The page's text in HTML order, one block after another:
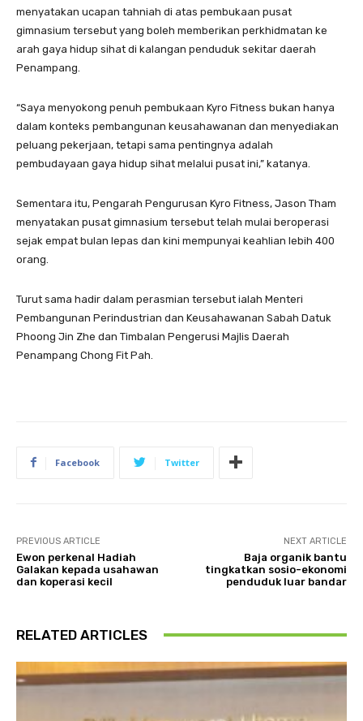
menyatakan ucapan tahniah di atas pembukaan pusat
gimnasium tersebut yang boleh memberikan perkhidmatan ke
arah gaya hidup sihat di kalangan penduduk sekitar daerah
Penampang.
“Saya menyokong penuh pembukaan Kyro Fitness bukan hanya
dalam konteks pembangunan keusahawanan dan menyediakan
peluang pekerjaan, tetapi sama pentingnya adalah
pembudayaan gaya hidup sihat melalui pusat ini,” katanya.
Sementara itu, Pengarah Pengurusan Kyro Fitness, Jason Tham
menyatakan pusat gimnasium tersebut telah mulai beroperasi
sejak empat bulan lepas dan kini mempunyai keahlian lebih 400
orang.
Turut sama hadir dalam perasmian tersebut ialah Menteri
Pembangunan Perindustrian dan Keusahawanan Sabah Datuk
Phoong Jin Zhe dan Timbalan Pengerusi Majlis Daerah
Penampang Chong Fit Pah.
Facebook Twitter
PREVIOUS ARTICLE
Ewon perkenal Hadiah
Galakan kepada usahawan
dan koperasi kecil
NEXT ARTICLE
Baja organik bantu
tingkatkan sosio-ekonomi
penduduk luar bandar
RELATED ARTICLES